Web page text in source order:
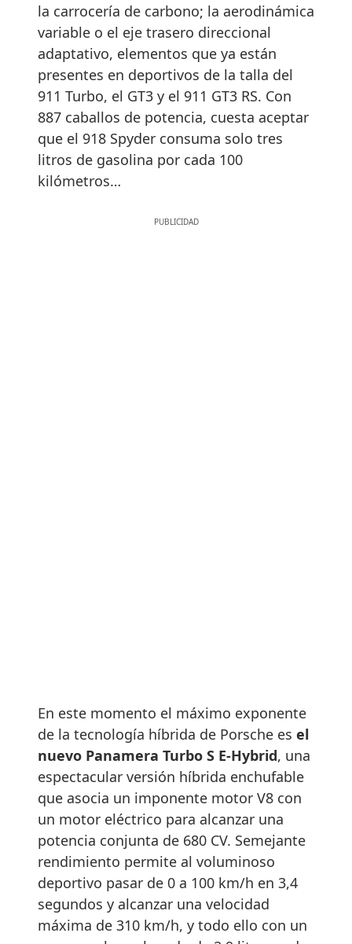
la carrocería de carbono; la aerodinámica
variable o el eje trasero direccional
adaptativo, elementos que ya están
presentes en deportivos de la talla del
911 Turbo, el GT3 y el 911 GT3 RS. Con
887 caballos de potencia, cuesta aceptar
que el 918 Spyder consuma solo tres
litros de gasolina por cada 100
kilómetros…
En este momento el máximo exponente
de la tecnología híbrida de Porsche es el
nuevo Panamera Turbo S E-Hybrid, una
espectacular versión híbrida enchufable
que asocia un imponente motor V8 con
un motor eléctrico para alcanzar una
potencia conjunta de 680 CV. Semejante
rendimiento permite al voluminoso
deportivo pasar de 0 a 100 km/h en 3,4
segundos y alcanzar una velocidad
máxima de 310 km/h, y todo ello con un